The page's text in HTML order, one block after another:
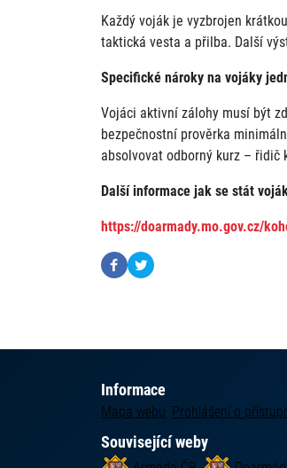
Každý voják je vyzbrojen
taktická vesta a přilba. Další
Specifické nároky na vojáky
Vojáci aktivní zálohy musí být
bezpečnostní prověrka
absolvovat odborný kurz – řidič
Další informace jak se stát
https://doarmady.mo.gov.cz/
Informace
Mapa webu Prohlášení o
Související weby